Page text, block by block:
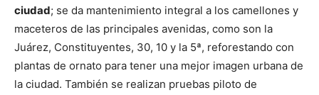
ciudad; se da mantenimiento integral a los camellones y
maceteros de las principales avenidas, como son la
Juárez, Constituyentes, 30, 10 y la 5ª, reforestando con
plantas de ornato para tener una mejor imagen urbana de
la ciudad. También se realizan pruebas piloto de